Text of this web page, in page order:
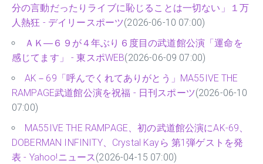
分の言動だったりライブに恥じることは一切ない」１万
人熱狂 - デイリースポーツ(2026-06-10 07:00)
ＡＫ―６９が４年ぶり６度目の武道館公演「運命を
感じてます」 - 東スポWEB(2026-06-09 07:00)
AK－69「呼んでくれてありがとう」MA55IVE THE
RAMPAGE武道館公演を祝福 - 日刊スポーツ(2026-06-10
07:00)
MA55IVE THE RAMPAGE、初の武道館公演にAK-69、
DOBERMAN INFINITY、Crystal Kayら 第1弾ゲストを発
表 - Yahoo!ニュース(2026-04-15 07:00)